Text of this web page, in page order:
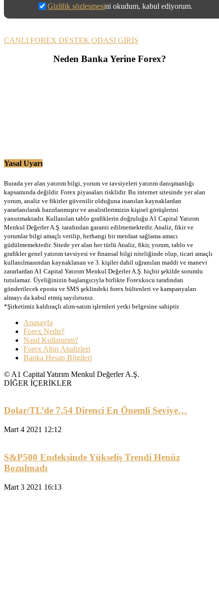
Gizlilik sözleşmesini okudum, kabul ediyorum.
CANLI FOREX DESTEK ODASI GİRİŞ
Neden Banka Yerine Forex?
Yasal Uyarı
Burada yer alan yatırım bilgi, yorum ve tavsiyeleri yatırım danışmanlığı
kapsamında değildir. Forex piyasaları risklidir. Bu internet sitesinde yer alan
yorum, analiz ve fikirler güvenilir olduğuna inanılan kaynaklardan
yararlanılarak hazırlanmıştır ve analistlerimizin kişisel görüşlerini
yansıtmaktadır. Kullanılan tablo grafiklerin doğruluğu A1 Capital Yatırım
Menkul Değerler A.Ş. tarafından garanti edilmemektedir. Analiz, fikir ve
yorumlar bilgi amaçlı verilip, herhangi bir menfaat sağlama amacı
güdülmemektedir. Sitede yer alan her türlü Analiz, fikir, yorum, tablo ve
grafikler genel yatırım tavsiyesi ve finansal bilgi niteliğinde olup, ticari amaçlı
kullanılmasından kaynaklanan ve 3. kişiler dahil uğranılan maddi ve manevi
zararlardan A1 Capital Yatırım Menkul Değerler A.Ş. hiçbir şekilde sorumlu
tutulamaz. Üyeliğinizin başlangıcıyla birlikte Forexkocu tarafından
gönderilecek eposta ve SMS şeklindeki forex bültenleri ve kampanyaları
almayı da kabul etmiş sayılırsınız.
*Şirketimiz kaldıraçlı alım-satım işlemleri yetki belgesine sahiptir.
Anasayfa
Forex Nedir?
Nasıl Kullanırım?
Forex Altın Analizleri
Banka Hesap Bilgileri
© A1 Capital Yatırım Menkul Değerler A.Ş.
DİĞER İÇERİKLER
Dolar/TL’de 7.54 Direnci En Önemli Seviye…
Mart 4 2021 12:12
S&P500 Endeksinde Yükseliş Trendi Henüz
Bozulmadı
Mart 3 2021 16:13